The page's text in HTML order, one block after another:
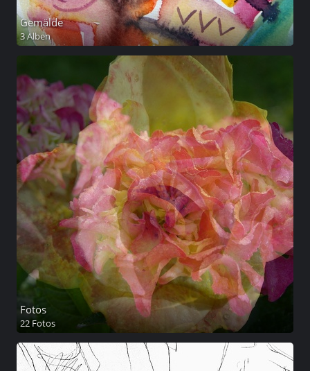
Gemälde
3 Alben
Fotos
22 Fotos